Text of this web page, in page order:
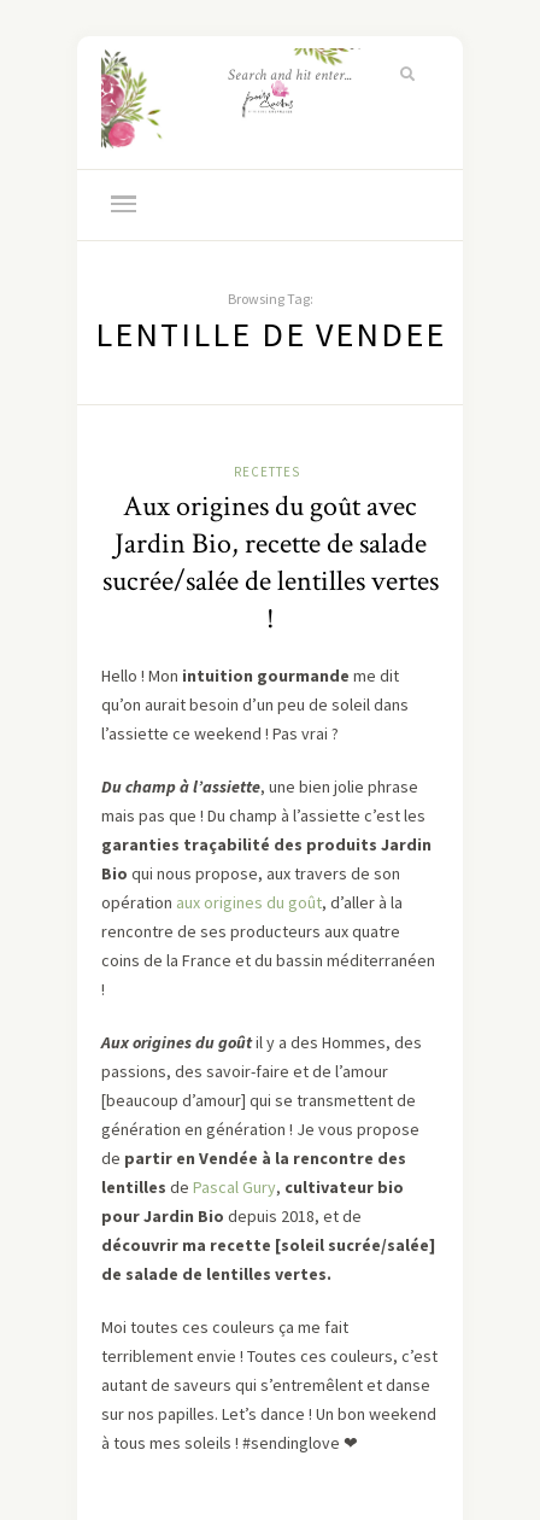
Browsing Tag:
LENTILLE DE VENDEE
RECETTES
Aux origines du goût avec
Jardin Bio, recette de salade
sucrée/salée de lentilles vertes
!
Hello ! Mon intuition gourmande me dit
qu’on aurait besoin d’un peu de soleil dans
l’assiette ce weekend ! Pas vrai ?
Du champ à l’assiette, une bien jolie phrase
mais pas que ! Du champ à l’assiette c’est les
garanties traçabilité des produits Jardin
Bio qui nous propose, aux travers de son
opération aux origines du goût, d’aller à la
rencontre de ses producteurs aux quatre
coins de la France et du bassin méditerranéen
!
Aux origines du goûtil y a des Hommes, des
passions, des savoir-faire et de l’amour
[beaucoup d’amour] qui se transmettent de
génération en génération ! Je vous propose
de partir en Vendée à la rencontre des
lentilles de Pascal Gury, cultivateur bio
pour Jardin Bio depuis 2018, et de
découvrir ma recette [soleil sucrée/salée]
de salade de lentilles vertes.
Moi toutes ces couleurs ça me fait
terriblement envie ! Toutes ces couleurs, c’est
autant de saveurs qui s’entremêlent et danse
sur nos papilles. Let’s dance ! Un bon weekend
à tous mes soleils ! #sendinglove ❤